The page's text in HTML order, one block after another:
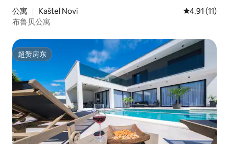
公寓 ｜ Kaštel Novi 平均评分
4.91 (11)
布鲁贝公寓
超赞房东
超赞房东